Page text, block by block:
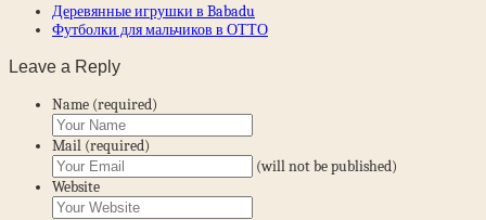
Деревянные игрушки в Babadu
Футболки для мальчиков в ОТТО
Leave a Reply
Name (required)
Mail (required)
(will not be published)
Website